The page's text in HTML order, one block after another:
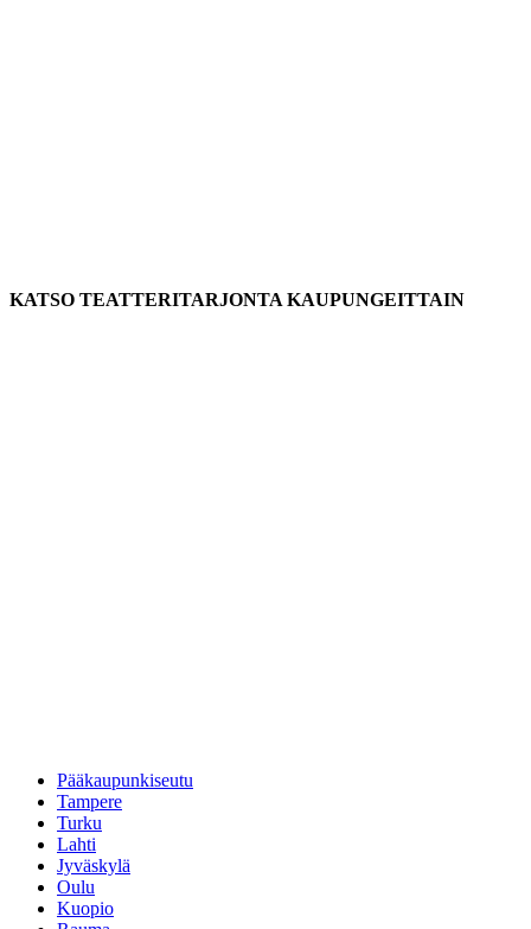
KATSO TEATTERITARJONTA KAUPUNGEITTAIN
Pääkaupunkiseutu
Tampere
Turku
Lahti
Jyväskylä
Oulu
Kuopio